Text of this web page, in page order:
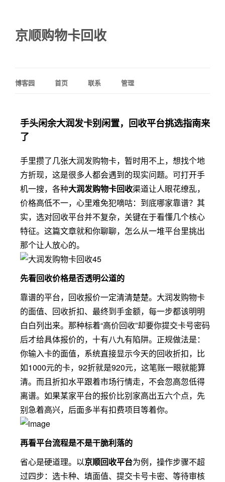
京顺购物卡回收
博客园 首页 联系 管理
手头闲余大润发卡别闲置，回收平台挑选指南来
了
手里攒了几张大润发购物卡，暂时用不上，想找个地
方折现，这是很多人都会遇到的现实问题。可打开手
机一搜，各种大润发购物卡回收渠道让人眼花缭乱，
价格高低不一，心里难免犯嘀咕：到底哪家靠谱？其
实，选对回收平台并不复杂，关键在于看懂几个核心
特征。这篇文章就和你聊聊，怎么从一堆平台里挑出
那个让人放心的。
先看回收价格是否透明公道的
靠谱的平台，回收报价一定清清楚楚。大润发购物卡
的面值、回收折扣、最终到手金额，每一步都该明明
白白列出来。那种标着“高价回收”却要你提交卡号密码
后才给具体报价的，十有八九有陷阱。正规做法是：
你输入卡的面值，系统直接显示今天的回收折扣，比
如1000元的卡，92折就是920元，这笔账一眼就能算
清。而且折扣水平跟着市场行情走，不会忽高忽低得
离谱。如果某家平台的报价比别家高出五六个点，先
别急着高兴，后面多半有扣费项目等着你。
再看平台流程是不是干脆利落的
省心是硬道理。以京顺回收平台为例，操作步骤不超
过四步：选卡种、填面值、提交卡号卡密、等待审核